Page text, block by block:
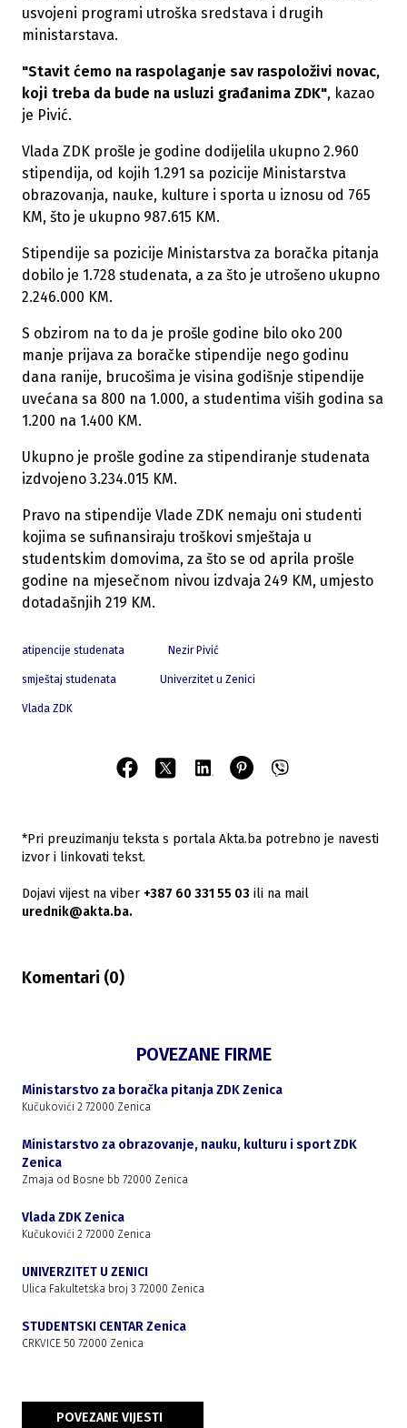
usvojeni programi utroška sredstava i drugih
ministarstava.
"Stavit ćemo na raspolaganje sav raspoloživi novac,
koji treba da bude na usluzi građanima ZDK", kazao
je Pivić.
Vlada ZDK prošle je godine dodijelila ukupno 2.960
stipendija, od kojih 1.291 sa pozicije Ministarstva
obrazovanja, nauke, kulture i sporta u iznosu od 765
KM, što je ukupno 987.615 KM.
Stipendije sa pozicije Ministarstva za boračka pitanja
dobilo je 1.728 studenata, a za što je utrošeno ukupno
2.246.000 KM.
S obzirom na to da je prošle godine bilo oko 200
manje prijava za boračke stipendije nego godinu
dana ranije, brucošima je visina godišnje stipendije
uvećana sa 800 na 1.000, a studentima viših godina sa
1.200 na 1.400 KM.
Ukupno je prošle godine za stipendiranje studenata
izdvojeno 3.234.015 KM.
Pravo na stipendije Vlade ZDK nemaju oni studenti
kojima se sufinansiraju troškovi smještaja u
studentskim domovima, za što se od aprila prošle
godine na mjesečnom nivou izdvaja 249 KM, umjesto
dotadašnjih 219 KM.
atipencije studenata Nezir Pivić
smještaj studenata Univerzitet u Zenici
Vlada ZDK
*Pri preuzimanju teksta s portala Akta.ba potrebno je navesti
izvor i linkovati tekst.
Dojavi vijest na viber +387 60 331 55 03 ili na mail
urednik@akta.ba.
Komentari (0)
POVEZANE FIRME
Ministarstvo za boračka pitanja ZDK Zenica
Kučukovići 2 72000 Zenica
Ministarstvo za obrazovanje, nauku, kulturu i sport ZDK
Zenica
Zmaja od Bosne bb 72000 Zenica
Vlada ZDK Zenica
Kučukovići 2 72000 Zenica
UNIVERZITET U ZENICI
Ulica Fakultetska broj 3 72000 Zenica
STUDENTSKI CENTAR Zenica
CRKVICE 50 72000 Zenica
POVEZANE VIJESTI